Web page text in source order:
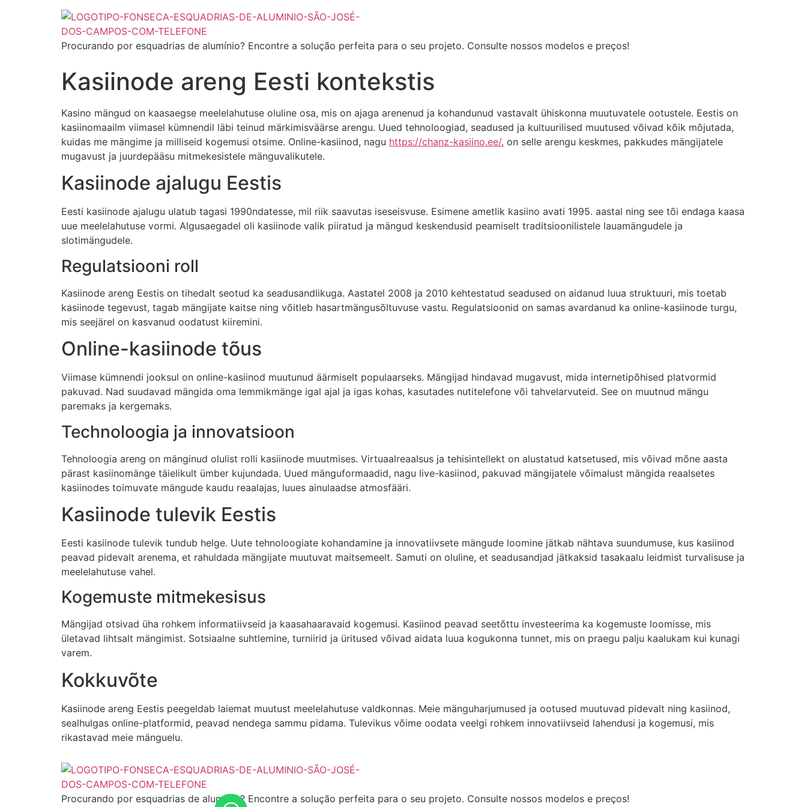
Procurando por esquadrias de alumínio? Encontre a solução perfeita para o seu projeto. Consulte nossos modelos e preços!
Kasiinode areng Eesti kontekstis
Kasino mängud on kaasaegse meelelahutuse oluline osa, mis on ajaga arenenud ja kohandunud vastavalt ühiskonna muutuvatele ootustele. Eestis on
kasiinomaailm viimasel kümnendil läbi teinud märkimisväärse arengu. Uued tehnoloogiad, seadused ja kultuurilised muutused võivad kõik mõjutada,
kuidas me mängime ja milliseid kogemusi otsime. Online-kasiinod, nagu https://chanz-kasiino.ee/, on selle arengu keskmes, pakkudes mängijatele
mugavust ja juurdepääsu mitmekesistele mänguvalikutele.
Kasiinode ajalugu Eestis
Eesti kasiinode ajalugu ulatub tagasi 1990ndatesse, mil riik saavutas iseseisvuse. Esimene ametlik kasiino avati 1995. aastal ning see tõi endaga kaasa
uue meelelahutuse vormi. Algusaegadel oli kasiinode valik piiratud ja mängud keskendusid peamiselt traditsioonilistele lauamängudele ja
slotimängudele.
Regulatsiooni roll
Kasiinode areng Eestis on tihedalt seotud ka seadusandlikuga. Aastatel 2008 ja 2010 kehtestatud seadused on aidanud luua struktuuri, mis toetab
kasiinode tegevust, tagab mängijate kaitse ning võitleb hasartmängusõltuvuse vastu. Regulatsioonid on samas avardanud ka online-kasiinode turgu,
mis seejärel on kasvanud oodatust kiiremini.
Online-kasiinode tõus
Viimase kümnendi jooksul on online-kasiinod muutunud äärmiselt populaarseks. Mängijad hindavad mugavust, mida internetipõhised platvormid
pakuvad. Nad suudavad mängida oma lemmikmänge igal ajal ja igas kohas, kasutades nutitelefone või tahvelarvuteid. See on muutnud mängu
paremaks ja kergemaks.
Technoloogia ja innovatsioon
Tehnoloogia areng on mänginud olulist rolli kasiinode muutmises. Virtuaalreaalsus ja tehisintellekt on alustatud katsetused, mis võivad mõne aasta
pärast kasiinomänge täielikult ümber kujundada. Uued mänguformaadid, nagu live-kasiinod, pakuvad mängijatele võimalust mängida reaalsetes
kasiinodes toimuvate mängude kaudu reaalajas, luues ainulaadse atmosfääri.
Kasiinode tulevik Eestis
Eesti kasiinode tulevik tundub helge. Uute tehnoloogiate kohandamine ja innovatiivsete mängude loomine jätkab nähtava suundumuse, kus kasiinod
peavad pidevalt arenema, et rahuldada mängijate muutuvat maitsemeelt. Samuti on oluline, et seadusandjad jätkaksid tasakaalu leidmist turvalisuse ja
meelelahutuse vahel.
Kogemuste mitmekesisus
Mängijad otsivad üha rohkem informatiivseid ja kaasahaaravaid kogemusi. Kasiinod peavad seetõttu investeerima ka kogemuste loomisse, mis
ületavad lihtsalt mängimist. Sotsiaalne suhtlemine, turniirid ja üritused võivad aidata luua kogukonna tunnet, mis on praegu palju kaalukam kui kunagi
varem.
Kokkuvõte
Kasiinode areng Eestis peegeldab laiemat muutust meelelahutuse valdkonnas. Meie mänguharjumused ja ootused muutuvad pidevalt ning kasiinod,
sealhulgas online-platformid, peavad nendega sammu pidama. Tulevikus võime oodata veelgi rohkem innovatiivseid lahendusi ja kogemusi, mis
rikastavad meie mänguelu.
Procurando por esquadrias de alumínio? Encontre a solução perfeita para o seu projeto. Consulte nossos modelos e preços!